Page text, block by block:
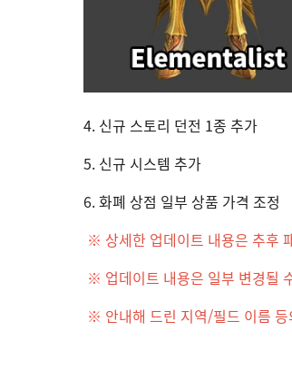
4. 신규 스토리 던전 1종 추가
5. 신규 시스템 추가
6. 화폐 상점 일부 상품 가격 조정
※ 상세한 업데이트 내용은 추후
※ 업데이트 내용은 일부 변경될
※ 안내해 드린 지역/필드 이름